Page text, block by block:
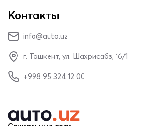
Контакты
info@auto.uz
г. Ташкент, ул. Шахрисабз, 16/1
+998 95 324 12 00